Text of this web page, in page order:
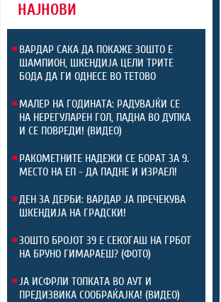
НАЈНОВИ
ВАРДАР САКА ДА ПОКАЖЕ ЗОШТО Е
ШАМПИОН, ШКЕНДИЈА ЦЕЛИ ТРИТЕ
БОДА ДА ГИ ОДНЕСЕ ВО ТЕТОВО
МАЛЕР НА ГОДИНАТА: РАДУВАЈЌИ СЕ
НА НЕРЕГУЛАРЕН ГОЛ, ПАДНА ВО ДУПКА
И СЕ ПОВРЕДИ! (ВИДЕО)
РАКОМЕТНИТЕ НАДЕЖИ СЕ БОРАТ ЗА 9.
МЕСТО НА ЕП - ДА ПАДНЕ И ИЗРАЕЛ!
ДЕН ЗА ДЕРБИ: ВАРДАР ЈА ПРЕЧЕКУВА
ШКЕНДИЈА НА ГРАДСКИ!
ЗОШТО БРОЈОТ 39 Е СЕКОГАШ НА ГРБОТ
НА БРУНО ГИМАРАЕШ? (ФОТО)
ЈА ИСФРЛИ ТОПКАТА ВО АУТ И
ПРЕДИЗВИКА СООБРАЌАЈКА! (ВИДЕО)